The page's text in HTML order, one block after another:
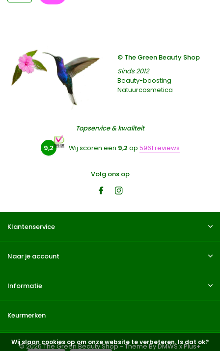
© The Green Beauty Shop
Sinds 2012
Beauty-boosting
Natuurcosmetica
Topservice & kwaliteit
9,2 Wij scoren een 9,2 op 5961 reviews
Volg ons op
Klantenservice
Naar je account
Informatie
Keurmerken
© 2026 The Green Beauty Shop - Theme ByDMWSxPlus+
Wij slaan cookies op om onze website te verbeteren. Is dat ok?